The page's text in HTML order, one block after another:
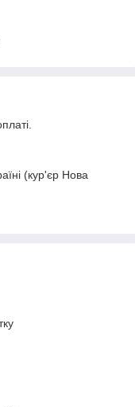
(кур'єр Нова